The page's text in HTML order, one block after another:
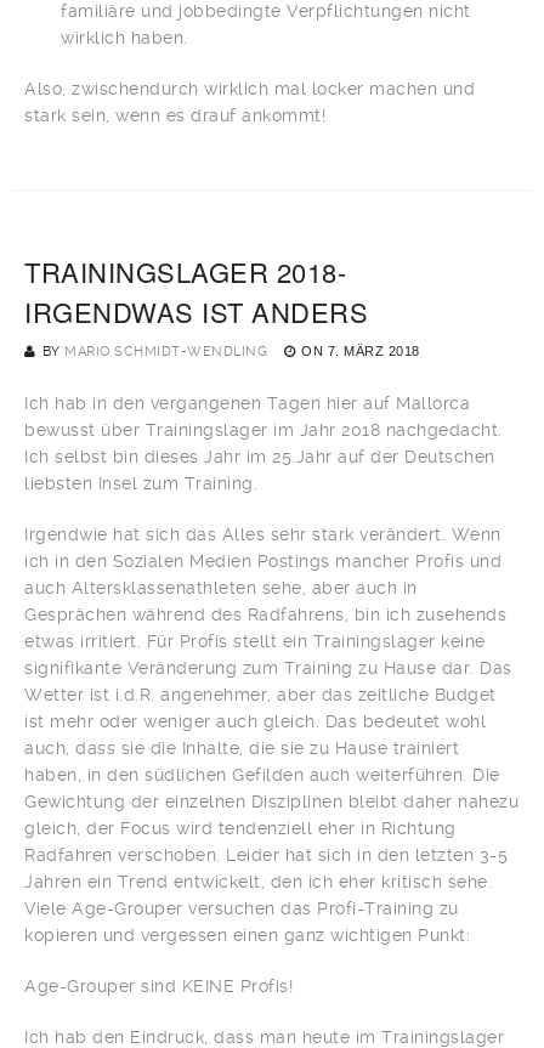
familiäre und jobbedingte Verpflichtungen nicht
wirklich haben.
Also, zwischendurch wirklich mal locker machen und
stark sein, wenn es drauf ankommt!
TRAININGSLAGER 2018-
IRGENDWAS IST ANDERS
BY MARIO SCHMIDT-WENDLING ON 7. MÄRZ 2018
Ich hab in den vergangenen Tagen hier auf Mallorca
bewusst über Trainingslager im Jahr 2018 nachgedacht.
Ich selbst bin dieses Jahr im 25.Jahr auf der Deutschen
liebsten Insel zum Training.
Irgendwie hat sich das Alles sehr stark verändert. Wenn
ich in den Sozialen Medien Postings mancher Profis und
auch Altersklassenathleten sehe, aber auch in
Gesprächen während des Radfahrens, bin ich zusehends
etwas irritiert. Für Profis stellt ein Trainingslager keine
signifikante Veränderung zum Training zu Hause dar. Das
Wetter ist i.d.R. angenehmer, aber das zeitliche Budget
ist mehr oder weniger auch gleich. Das bedeutet wohl
auch, dass sie die Inhalte, die sie zu Hause trainiert
haben, in den südlichen Gefilden auch weiterführen. Die
Gewichtung der einzelnen Disziplinen bleibt daher nahezu
gleich, der Focus wird tendenziell eher in Richtung
Radfahren verschoben. Leider hat sich in den letzten 3-5
Jahren ein Trend entwickelt, den ich eher kritisch sehe.
Viele Age-Grouper versuchen das Profi-Training zu
kopieren und vergessen einen ganz wichtigen Punkt:
Age-Grouper sind KEINE Profis!
Ich hab den Eindruck, dass man heute im Trainingslager